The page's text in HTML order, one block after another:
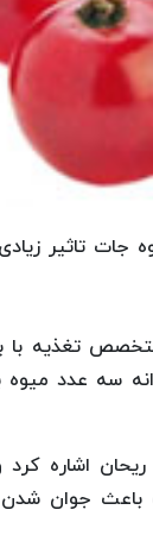
تاثیر
متخصص تغذیه
سه عدد
اشاره کرد
باعث جوان